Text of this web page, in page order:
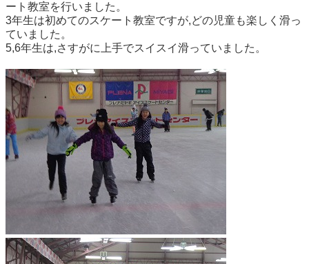
ート教室を行いました。
3年生は初めてのスケート教室ですが,どの児童も楽しく滑っ
ていました。
5,6年生は,さすがに上手でスイスイ滑っていました。